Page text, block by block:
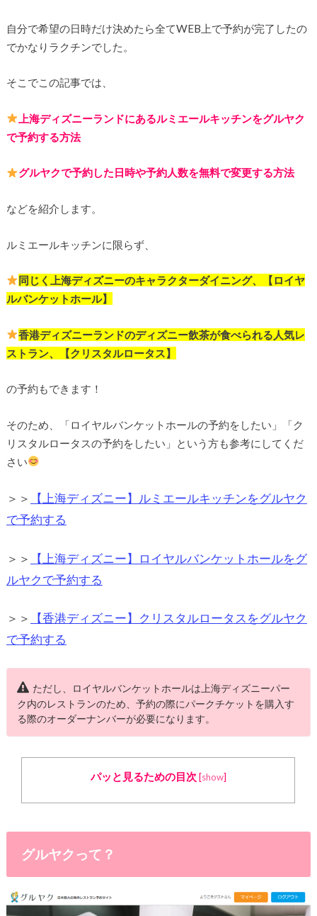
自分で希望の日時だけ決めたら全てWEB上で予約が完了したの
でかなりラクチンでした。
そこでこの記事では、
上海ディズニーランドにあるルミエールキッチンをグルヤク
で予約する方法
グルヤクで予約した日時や予約人数を無料で変更する方法
などを紹介します。
ルミエールキッチンに限らず、
同じく上海ディズニーのキャラクターダイニング、【ロイヤ
ルバンケットホール】
香港ディズニーランドのディズニー飲茶が食べられる人気レ
ストラン、【クリスタルロータス】
の予約もできます！
そのため、「ロイヤルバンケットホールの予約をしたい」「ク
リスタルロータスの予約をしたい」という方も参考にしてくだ
さい
＞＞
【上海ディズニー】ルミエールキッチンをグルヤク
で予約する
＞＞
【上海ディズニー】ロイヤルバンケットホールをグ
ルヤクで予約する
＞＞
【香港ディズニー】クリスタルロータスをグルヤク
で予約する
ただし、ロイヤルバンケットホールは上海ディズニーパー
ク内のレストランのため、予約の際にパークチケットを購入す
る際のオーダーナンバーが必要になります。
パッと見るための目次 [show]
グルヤクって？